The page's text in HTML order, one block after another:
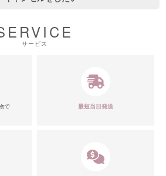
サービス
で
最短当日発送